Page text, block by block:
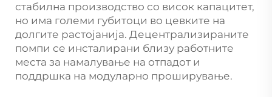
стабилна производство со висок капацитет,
но има големи губитоци во цевките на
долгите растојанија. Децентрализираните
помпи се инсталирани близу работните
места за намалување на отпадот и
поддршка на модуларно проширување.